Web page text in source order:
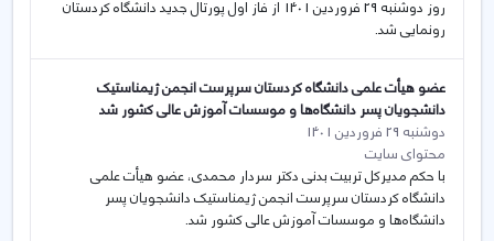
روز دوشنبه 29 فروردین 1401 از فاز اول پورتال جدید دانشگاه کردستان
رونمایی شد.
عضو هیأت علمی دانشگاه کردستان سرپرست انجمن ژیمناستیک
دانشجویان پسر دانشگاه‌ها و موسسات آموزش عالی کشور شد
دوشنبه 29 فروردین 1401
محتوای سایت
با حکم مدیرکل تربیت بدنی دکتر سردار محمدی، عضو هیأت علمی
دانشگاه کردستان سرپرست انجمن ژیمناستیک دانشجویان پسر
دانشگاه‌ها و موسسات آموزش عالی کشور شد.